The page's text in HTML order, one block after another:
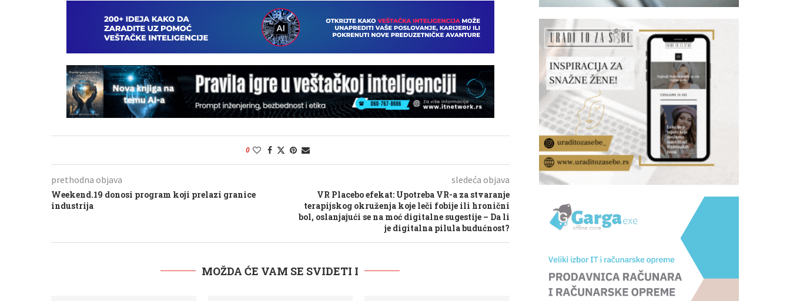
0
prethodna objava
Weekend.19 donosi program koji prelazi granice
industrija
sledeća objava
VR Placebo efekat: Upotreba VR-a za stvaranje
terapijskog okruženja koje leči fobije ili hronični
bol, oslanjajući se na moć digitalne sugestije – Da li
je digitalna pilula budućnost?
MOŽDA ĆE VAM SE SVIDETI I